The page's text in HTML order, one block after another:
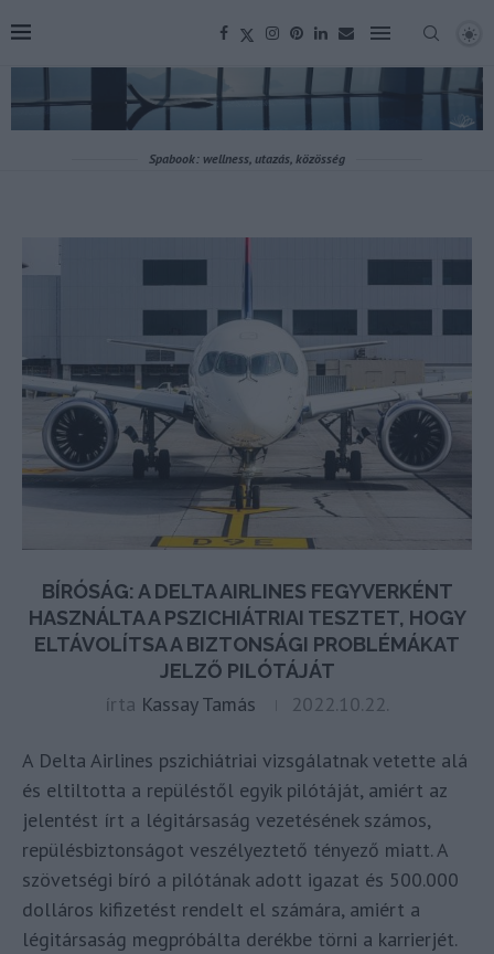
Spabook: wellness, utazás, közösség
BÍRÓSÁG: A DELTA AIRLINES FEGYVERKÉNT
HASZNÁLTA A PSZICHIÁTRIAI TESZTET, HOGY
ELTÁVOLÍTSA A BIZTONSÁGI PROBLÉMÁKAT
JELZŐ PILÓTÁJÁT
írta Kassay Tamás 2022.10.22.
A Delta Airlines pszichiátriai vizsgálatnak vetette alá
és eltiltotta a repüléstől egyik pilótáját, amiért az
jelentést írt a légitársaság vezetésének számos,
repülésbiztonságot veszélyeztető tényező miatt. A
szövetségi bíró a pilótának adott igazat és 500.000
dolláros kifizetést rendelt el számára, amiért a
légitársaság megpróbálta derékbe törni a karrierjét.